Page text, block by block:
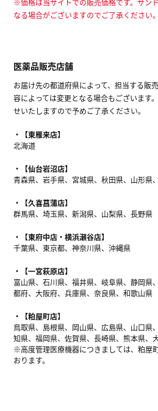
なる場合がございますのでご了承ください。
医薬品販売店舗
お届け先の都道府県によって、担当する販
容によっては変更となる場合もございます
せいたしますので予めご了承ください。
【東雁来店】
北海道
【仙台岩沼店】
青森県、岩手県、宮城県、秋田県、山形県
【久喜菖蒲店】
群馬県、埼玉県、新潟県、山梨県、長野県
【東府中店・横浜瀬谷店】
千葉県、東京都、神奈川県、沖縄県
【一宮萩原店】
富山県、石川県、福井県、岐阜県、静岡県
都府、大阪府、兵庫県、奈良県、和歌山県
【粕屋町店】
鳥取県、島根県、岡山県、広島県、山口県
知県、福岡県、佐賀県、長崎県、熊本県、
※高度管理医療機器につきましては、粕屋
おります。